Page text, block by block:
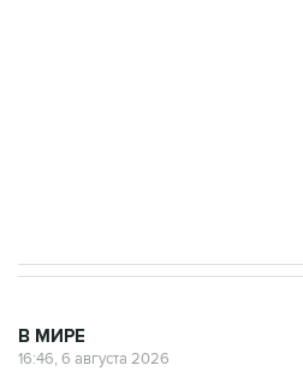
В МИРЕ
16:46, 6 августа 2026